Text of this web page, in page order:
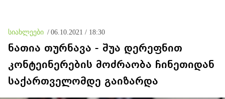
სიახლეები / 06.10.2021 / 18:30
ნათია თურნავა - შუა დერეფნით
კონტეინერების მოძრაობა ჩინეთიდან
საქართველომდე გაიზარდა